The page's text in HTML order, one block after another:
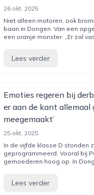
26 okt. 2025
Niet alleen motoren, ook
baan in Dongen. Van een
een oranje monster. „Er zal
Lees verder
Emoties regeren bij
er aan de kant
meegemaakt’
25 okt. 2025
In de vijfde klasse D stonden
geprogrammeerd. Vooral bij
gemoederen hoog op. In
Lees verder